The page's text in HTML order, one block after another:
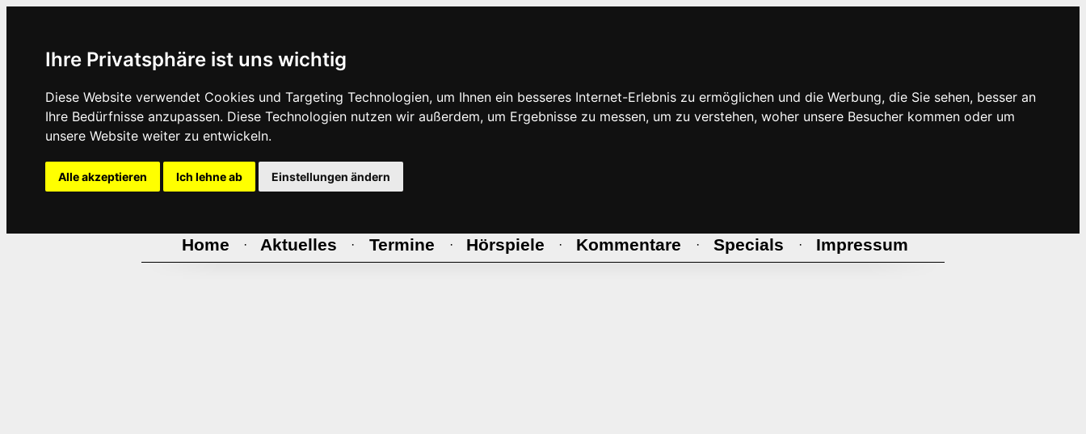
Ihre Privatsphäre ist uns wichtig
Diese Website verwendet Cookies und Targeting Technologien, um Ihnen ein besseres Internet-Erlebnis zu ermöglichen und die Werbung, die Sie sehen, besser an
Ihre Bedürfnisse anzupassen. Diese Technologien nutzen wir außerdem, um Ergebnisse zu messen, um zu verstehen, woher unsere Besucher kommen oder um
unsere Website weiter zu entwickeln.
Alle akzeptieren Ich lehne ab Einstellungen ändern
Home · Aktuelles · Termine · Hörspiele · Kommentare · Specials · Impressum